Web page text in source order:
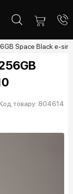
Space Black e-sim
товару: 804614